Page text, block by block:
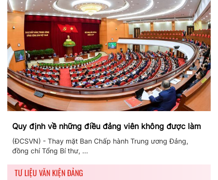
Quy định về những điều đảng viên không được làm
(ĐCSVN) - Thay mặt Ban Chấp hành Trung ương Đảng,
đồng chí Tổng Bí thư, ...
TƯ LIỆU VĂN KIỆN ĐẢNG